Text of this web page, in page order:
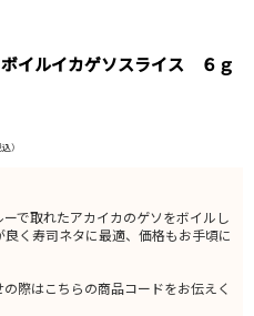
ボイルイカゲソスライス ６ｇ
）
で取れたアカイカのゲソをボイルし
く寿司ネタに最適、価格もお手頃に
はこちらの商品コードをお伝えく